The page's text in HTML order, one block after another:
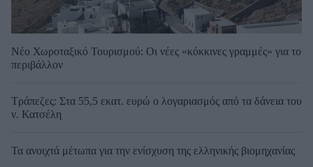
Νέο Χωροταξικό Τουρισμού: Οι νέες «κόκκινες γραμμές» για το
περιβάλλον
Τράπεζες: Στα 55,5 εκατ. ευρώ ο λογαριασμός από τα δάνεια του
ν. Κατσέλη
Τα ανοιχτά μέτωπα για την ενίσχυση της ελληνικής βιομηχανίας